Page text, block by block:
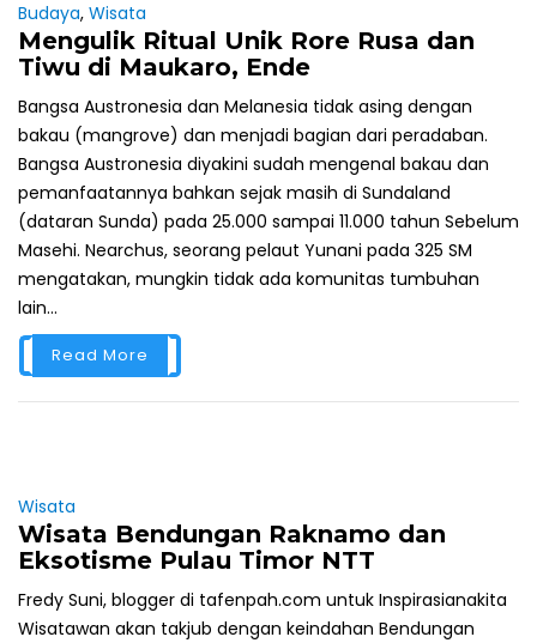
Budaya, Wisata
Mengulik Ritual Unik Rore Rusa dan
Tiwu di Maukaro, Ende
Bangsa Austronesia dan Melanesia tidak asing dengan
bakau (mangrove) dan menjadi bagian dari peradaban.
Bangsa Austronesia diyakini sudah mengenal bakau dan
pemanfaatannya bahkan sejak masih di Sundaland
(dataran Sunda) pada 25.000 sampai 11.000 tahun Sebelum
Masehi. Nearchus, seorang pelaut Yunani pada 325 SM
mengatakan, mungkin tidak ada komunitas tumbuhan
lain...
Read More
Wisata
Wisata Bendungan Raknamo dan
Eksotisme Pulau Timor NTT
Fredy Suni, blogger di tafenpah.com untuk Inspirasianakita
Wisatawan akan takjub dengan keindahan Bendungan